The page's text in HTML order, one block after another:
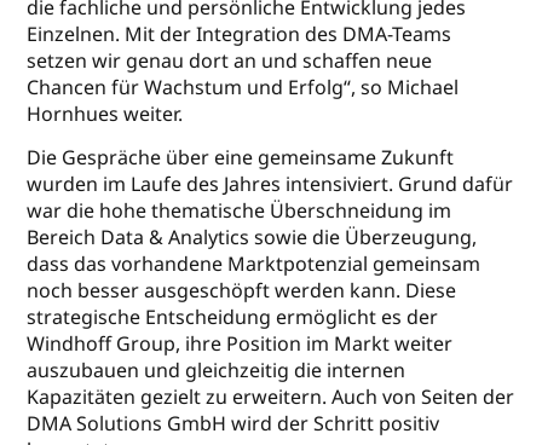
die fachliche und persönliche Entwicklung jedes
Einzelnen. Mit der Integration des DMA-Teams
setzen wir genau dort an und schaffen neue
Chancen für Wachstum und Erfolg“, so Michael
Hornhues weiter.
Die Gespräche über eine gemeinsame Zukunft
wurden im Laufe des Jahres intensiviert. Grund dafür
war die hohe thematische Überschneidung im
Bereich Data & Analytics sowie die Überzeugung,
dass das vorhandene Marktpotenzial gemeinsam
noch besser ausgeschöpft werden kann. Diese
strategische Entscheidung ermöglicht es der
Windhoff Group, ihre Position im Markt weiter
auszubauen und gleichzeitig die internen
Kapazitäten gezielt zu erweitern. Auch von Seiten der
DMA Solutions GmbH wird der Schritt positiv